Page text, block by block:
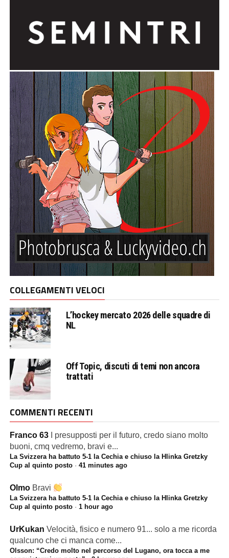
COLLEGAMENTI VELOCI
L’hockey mercato 2026 delle squadre di
NL
Off Topic, discuti di temi non ancora
trattati
COMMENTI RECENTI
Franco 63
I presupposti per il futuro, credo siano molto
buoni, cmq vedremo, bravi e...
La Svizzera ha battuto 5-1 la Cechia e chiuso la Hlinka Gretzky
Cup al quinto posto· 41 minutes ago
Olmo Bravi
La Svizzera ha battuto 5-1 la Cechia e chiuso la Hlinka Gretzky
Cup al quinto posto· 1 hour ago
UrKukan Velocità, fisico e numero 91... solo a me ricorda
qualcuno che ci manca come...
Olsson: “Credo molto nel percorso del Lugano, ora tocca a me